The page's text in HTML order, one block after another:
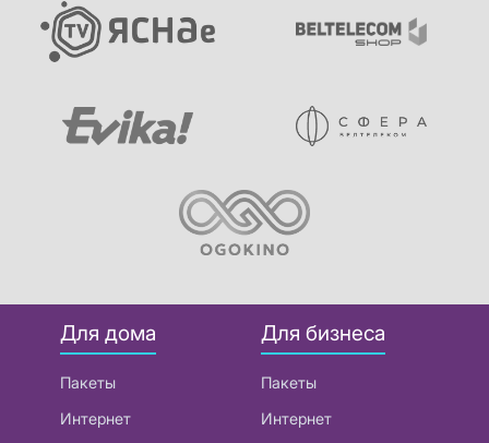
Для дома
Пакеты
Интернет
Для бизнеса
Пакеты
Интернет